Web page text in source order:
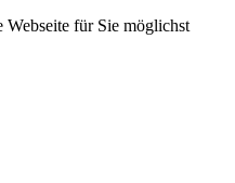
für Sie möglichst